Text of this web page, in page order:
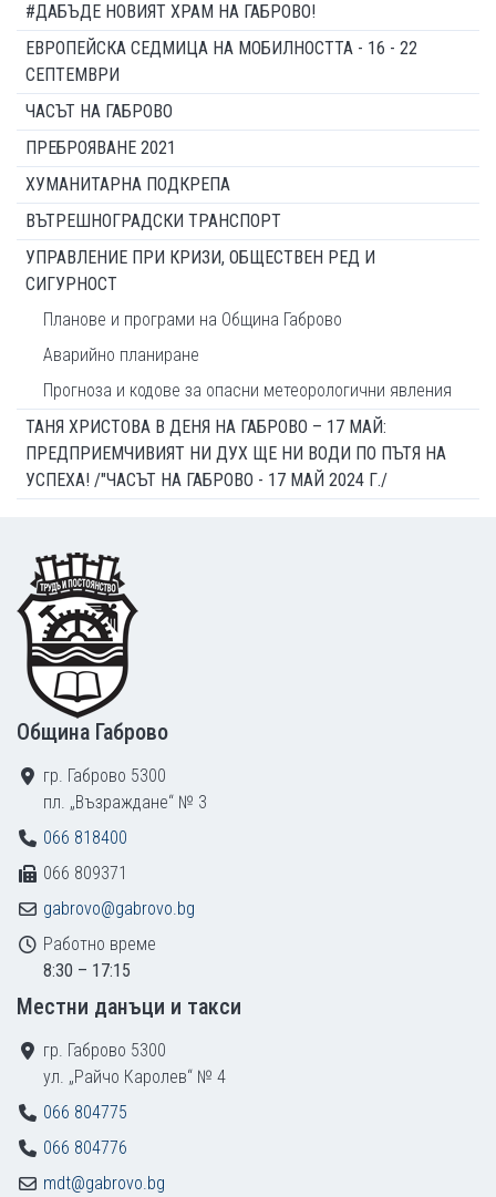
#ДАБЪДЕ НОВИЯТ ХРАМ НА ГАБРОВО!
ЕВРОПЕЙСКА СЕДМИЦА НА МОБИЛНОСТТА - 16 - 22
СЕПТЕМВРИ
ЧАСЪТ НА ГАБРОВО
ПРЕБРОЯВАНЕ 2021
ХУМАНИТАРНА ПОДКРЕПА
ВЪТРЕШНОГРАДСКИ ТРАНСПОРТ
УПРАВЛЕНИЕ ПРИ КРИЗИ, ОБЩЕСТВЕН РЕД И
СИГУРНОСТ
Планове и програми на Община Габрово
Аварийно планиране
Прогноза и кодове за опасни метеорологични явления
ТАНЯ ХРИСТОВА В ДЕНЯ НА ГАБРОВО – 17 МАЙ:
ПРЕДПРИЕМЧИВИЯТ НИ ДУХ ЩЕ НИ ВОДИ ПО ПЪТЯ НА
УСПЕХА! /"ЧАСЪТ НА ГАБРОВО - 17 МАЙ 2024 Г./
Footer
Община Габрово
гр. Габрово 5300
пл. „Възраждане“ № 3
066 818400
066 809371
gabrovo@gabrovo.bg
Работно време
8:30 – 17:15
Местни данъци и такси
гр. Габрово 5300
ул. „Райчо Каролев“ № 4
066 804775
066 804776
mdt@gabrovo.bg